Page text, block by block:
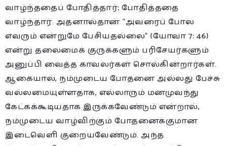
வாழ்ந்ததைப் போதித்தார்; போதித்ததை
வாழ்ந்தார். அதனால்தான் “அவரைப் போல
எவரும் என்றுமே பேசியதல்லை” (யோவா 7: 46)
என்று தலைமைக் குருக்களும் பரிசேயர்களும்
அனுப்பி வைத்த காவலர்கள் சொல்கின்றார்கள்.
ஆகையால், நம்முடைய போதனை அல்லது பேச்சு
வல்லமையுள்ளதாக, எல்லாரும் மனமுவந்து
கேட்கக்கூடியதாக இருக்கவேண்டும் என்றால்,
நம்முடைய வாழ்விற்கும் போதனைக்குமான
இடைவெளி குறையவேண்டும். அந்த